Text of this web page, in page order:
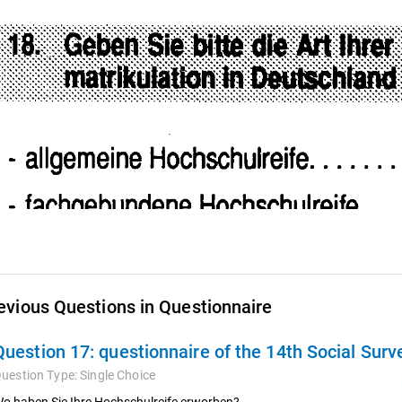
Questions in Questionnaire
17:questionnaire of the 14th Social
Type:Single Choice